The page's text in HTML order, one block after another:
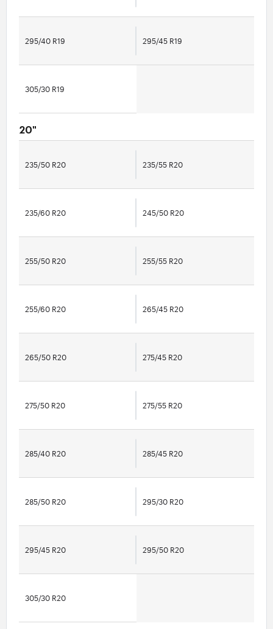
295/40 R19 295/45 R19
305/30 R19
20"
235/50 R20 235/55 R20
235/60 R20 245/50 R20
255/50 R20 255/55 R20
255/60 R20 265/45 R20
265/50 R20 275/45 R20
275/50 R20 275/55 R20
285/40 R20 285/45 R20
285/50 R20 295/30 R20
295/45 R20 295/50 R20
305/30 R20